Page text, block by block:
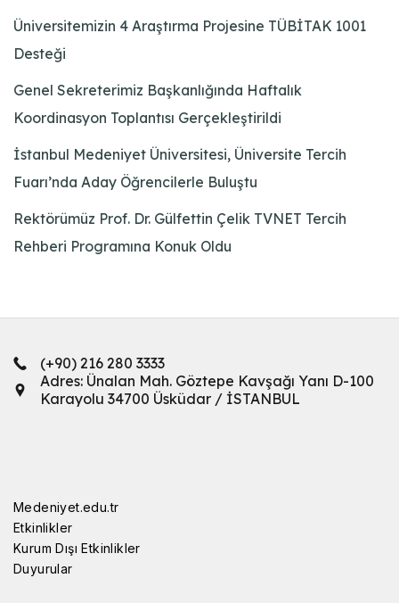
Üniversitemizin 4 Araştırma Projesine TÜBİTAK 1001
Desteği
Genel Sekreterimiz Başkanlığında Haftalık
Koordinasyon Toplantısı Gerçekleştirildi
İstanbul Medeniyet Üniversitesi, Üniversite Tercih
Fuarı’nda Aday Öğrencilerle Buluştu
Rektörümüz Prof. Dr. Gülfettin Çelik TVNET Tercih
Rehberi Programına Konuk Oldu
(+90) 216 280 3333
Adres: Ünalan Mah. Göztepe Kavşağı Yanı D-100
Karayolu 34700 Üsküdar / İSTANBUL
Medeniyet.edu.tr
Etkinlikler
Kurum Dışı Etkinlikler
Duyurular